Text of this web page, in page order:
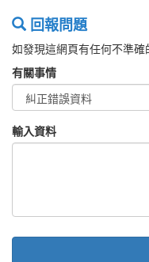
回報問題
如發現這網頁有任何不準
有關事情
輸入資料